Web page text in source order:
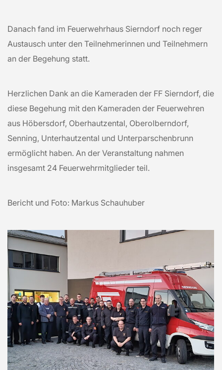
Danach fand im Feuerwehrhaus Sierndorf noch reger
Austausch unter den Teilnehmerinnen und Teilnehmern
an der Begehung statt.
Herzlichen Dank an die Kameraden der FF Sierndorf, die
diese Begehung mit den Kameraden der Feuerwehren
aus Höbersdorf, Oberhautzental, Oberolberndorf,
Senning, Unterhautzental und Unterparschenbrunn
ermöglicht haben. An der Veranstaltung nahmen
insgesamt 24 Feuerwehrmitglieder teil.
Bericht und Foto: Markus Schauhuber